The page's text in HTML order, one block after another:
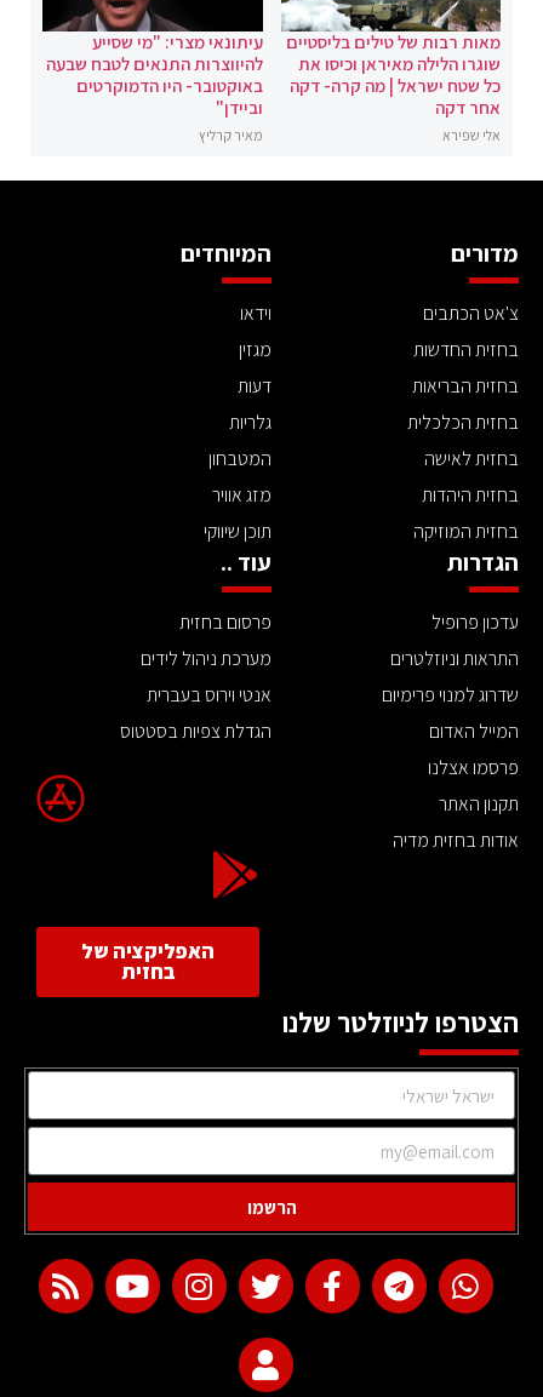
מאות רבות של טילים בליסטיים
שוגרו הלילה מאיראן וכיסו את
כל שטח ישראל | מה קרה- דקה
אחר דקה
אלי שפירא
עיתונאי מצרי: "מי שסייע
להיווצרות התנאים לטבח שבעה
באוקטובר- היו הדמוקרטים
וביידן"
מאיר קרליץ
מדורים
צ'אט הכתבים
בחזית החדשות
בחזית הבריאות
בחזית הכלכלית
בחזית לאישה
בחזית היהדות
בחזית המוזיקה
המיוחדים
וידאו
מגזין
דעות
גלריות
המטבחון
מזג אוויר
תוכן שיווקי
הגדרות
עדכון פרופיל
התראות וניוזלטרים
שדרוג למנוי פרימיום
המייל האדום
פרסמו אצלנו
תקנון האתר
אודות בחזית מדיה
עוד ..
פרסום בחזית
מערכת ניהול לידים
אנטי וירוס בעברית
הגדלת צפיות בסטטוס
האפליקציה של
בחזית
הצטרפו לניוזלטר שלנו
הרשמו